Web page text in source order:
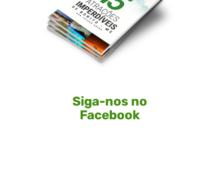
Siga-nos no
Facebook